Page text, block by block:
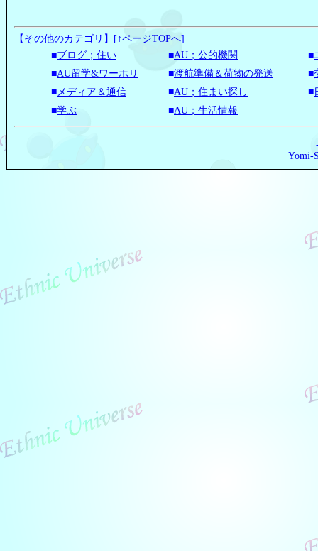
【その他のカテゴリ】 [ ↑ページTOPへ]
■ブログ；住い ■AU；公的機関 ■
■AU留学&ワーホリ ■渡航準備＆荷物の発送 ■
■メディア＆通信 ■AU；住まい探し ■
■学ぶ ■AU；生活情報
Yomi-